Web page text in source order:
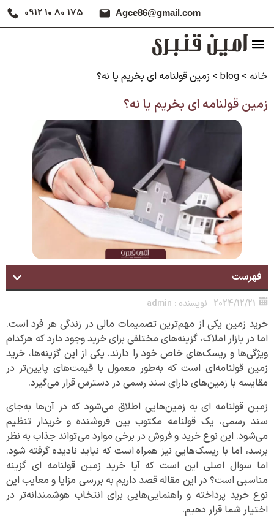
0912 10 80 175 Agce86@gmail.com
خانه>
blog
> زمین قولنامه ای بخریم یا نه؟
زمین قولنامه ای بخریم یا نه؟
فهرست
2024/12/21 نویسنده : admin
خرید زمین یکی از مهم‌ترین تصمیمات مالی در زندگی هر فرد است.
اما در بازار املاک، گزینه‌های مختلفی برای خرید وجود دارد که هرکدام
ویژگی‌ها و ریسک‌های خاص خود را دارند. یکی از این گزینه‌ها، خرید
زمین قولنامه‌ای است که به‌طور معمول با قیمت‌های پایین‌تر در
مقایسه با زمین‌های دارای سند رسمی در دسترس قرار می‌گیرد.
زمین قولنامه‌ ای به زمین‌هایی اطلاق می‌شود که در آن‌ها به‌جای
سند رسمی، یک قولنامه مکتوب بین فروشنده و خریدار تنظیم
می‌شود. این نوع خرید و فروش در برخی موارد می‌تواند جذاب به نظر
برسد، اما با ریسک‌هایی نیز همراه است که نباید نادیده گرفته شود.
اما سوال اصلی این است که آیا خرید زمین قولنامه‌ ای گزینه
مناسبی است؟ در این مقاله قصد داریم به بررسی مزایا و معایب این
نوع خرید پرداخته و راهنمایی‌هایی برای انتخاب هوشمندانه‌تر در
اختیار شما قرار دهیم.